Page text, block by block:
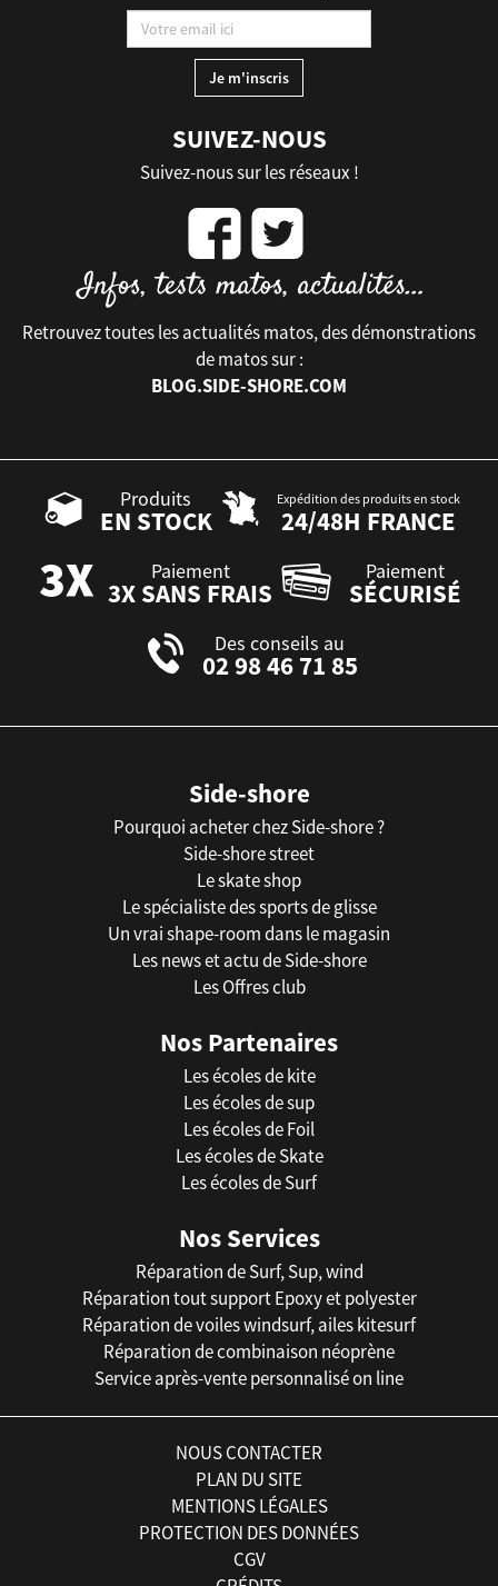
SUIVEZ-NOUS
Suivez-nous sur les réseaux !
Retrouvez toutes les actualités matos, des démonstrations
de matos sur :
BLOG.SIDE-SHORE.COM
Produits
EN STOCK
Expédition des produits en stock
24/48H FRANCE
Paiement
3X SANS FRAIS
Paiement
SÉCURISÉ
Des conseils au
02 98 46 71 85
Side-shore
Pourquoi acheter chez Side-shore ?
Side-shore street
Le skate shop
Le spécialiste des sports de glisse
Un vrai shape-room dans le magasin
Les news et actu de Side-shore
Les Offres club
Nos Partenaires
Les écoles de kite
Les écoles de sup
Les écoles de Foil
Les écoles de Skate
Les écoles de Surf
Nos Services
Réparation de Surf, Sup, wind
Réparation tout support Epoxy et polyester
Réparation de voiles windsurf, ailes kitesurf
Réparation de combinaison néoprène
Service après-vente personnalisé on line
NOUS CONTACTER
PLAN DU SITE
MENTIONS LÉGALES
PROTECTION DES DONNÉES
CGV